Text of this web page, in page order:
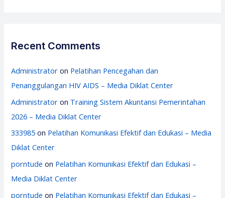
Recent Comments
Administrator on Pelatihan Pencegahan dan
Penanggulangan HIV AIDS – Media Diklat Center
Administrator on Training Sistem Akuntansi Pemerintahan
2026 – Media Diklat Center
333985 on Pelatihan Komunikasi Efektif dan Edukasi – Media
Diklat Center
porntude on Pelatihan Komunikasi Efektif dan Edukasi –
Media Diklat Center
porntude on Pelatihan Komunikasi Efektif dan Edukasi –